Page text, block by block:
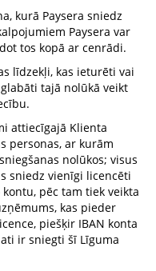
kurā Paysera sniedz
Paysera var
tos kopā ar cenrādi.
līdzekļi, kas ieturēti vai
tajā nolūkā veikt
attiecīgajā Klienta
personas, ar kurām
nolūkos; visus
sniedz vienīgi licencēti
pēc tam tiek veikta
kas pieder
piešķir IBAN konta
ir sniegti šī Līguma